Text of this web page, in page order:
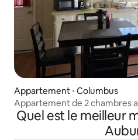
Appartement ⋅ Columbus
Appartement de 2 chambres
Quel est le meilleur